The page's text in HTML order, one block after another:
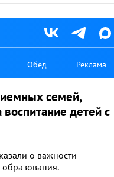
Обед Реклама
семей,
детей с
о важности